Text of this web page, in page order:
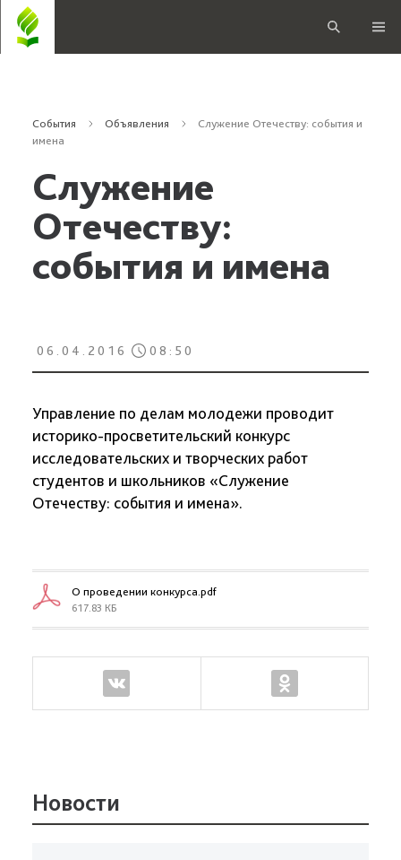
События Объявления
Служение Отечеству: события и
имена
Служение
Отечеству:
события и имена
06.04.2016 08:50
Управление по делам молодежи проводит
историко-просветительский конкурс
исследовательских и творческих работ
студентов и школьников «Служение
Отечеству: события и имена».
О проведении конкурса.pdf
617.83 КБ
Новости